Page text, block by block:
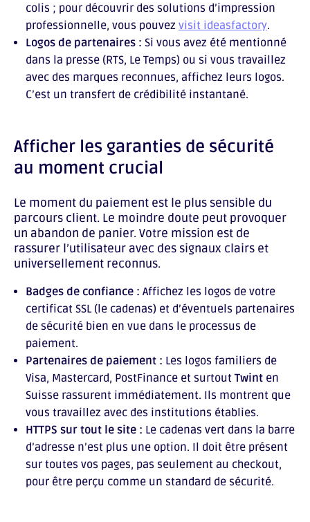
colis ; pour découvrir des solutions d’impression
professionnelle, vous pouvez visit ideasfactory.
Logos de partenaires : Si vous avez été mentionné
dans la presse (RTS, Le Temps) ou si vous travaillez
avec des marques reconnues, affichez leurs logos.
C’est un transfert de crédibilité instantané.
Afficher les garanties de sécurité
au moment crucial
Le moment du paiement est le plus sensible du
parcours client. Le moindre doute peut provoquer
un abandon de panier. Votre mission est de
rassurer l’utilisateur avec des signaux clairs et
universellement reconnus.
Badges de confiance : Affichez les logos de votre
certificat SSL (le cadenas) et d’éventuels partenaires
de sécurité bien en vue dans le processus de
paiement.
Partenaires de paiement : Les logos familiers de
Visa, Mastercard, PostFinance et surtoutTwint en
Suisse rassurent immédiatement. Ils montrent que
vous travaillez avec des institutions établies.
HTTPS sur tout le site : Le cadenas vert dans la barre
d’adresse n’est plus une option. Il doit être présent
sur toutes vos pages, pas seulement au checkout,
pour être perçu comme un standard de sécurité.